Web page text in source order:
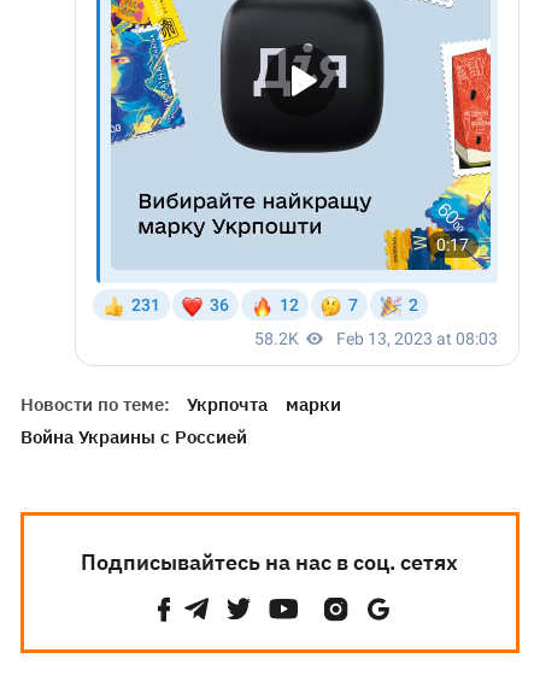
Новости по теме: Укрпочта
марки
Война Украины с Россией
Подписывайтесь на нас в соц. сетях